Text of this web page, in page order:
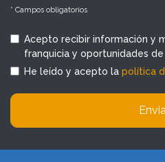
* Campos obligatorios
Acepto recibir información y
franquicia y oportunidades
He leído y acepto la política